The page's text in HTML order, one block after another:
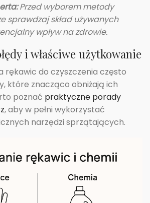
Przed wyborem metody
sprawdzaj skład używanych
wpływ na zdrowie.
i właściwe użytkowanie
rękawic do czyszczenia często
które znacząco obniżają ich
poznać praktyczne porady
, aby w pełni wykorzystać
narzędzi sprzątających.